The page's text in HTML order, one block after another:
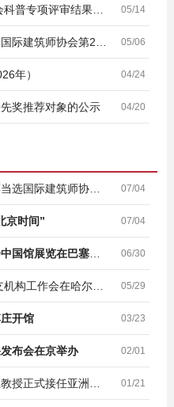
05/14
05/06
年） 04/24
奖推荐对象的公示 04/20
07/04
京时间” 07/04
06/30
05/29
开馆 03/23
布会在京举办 02/01
01/21